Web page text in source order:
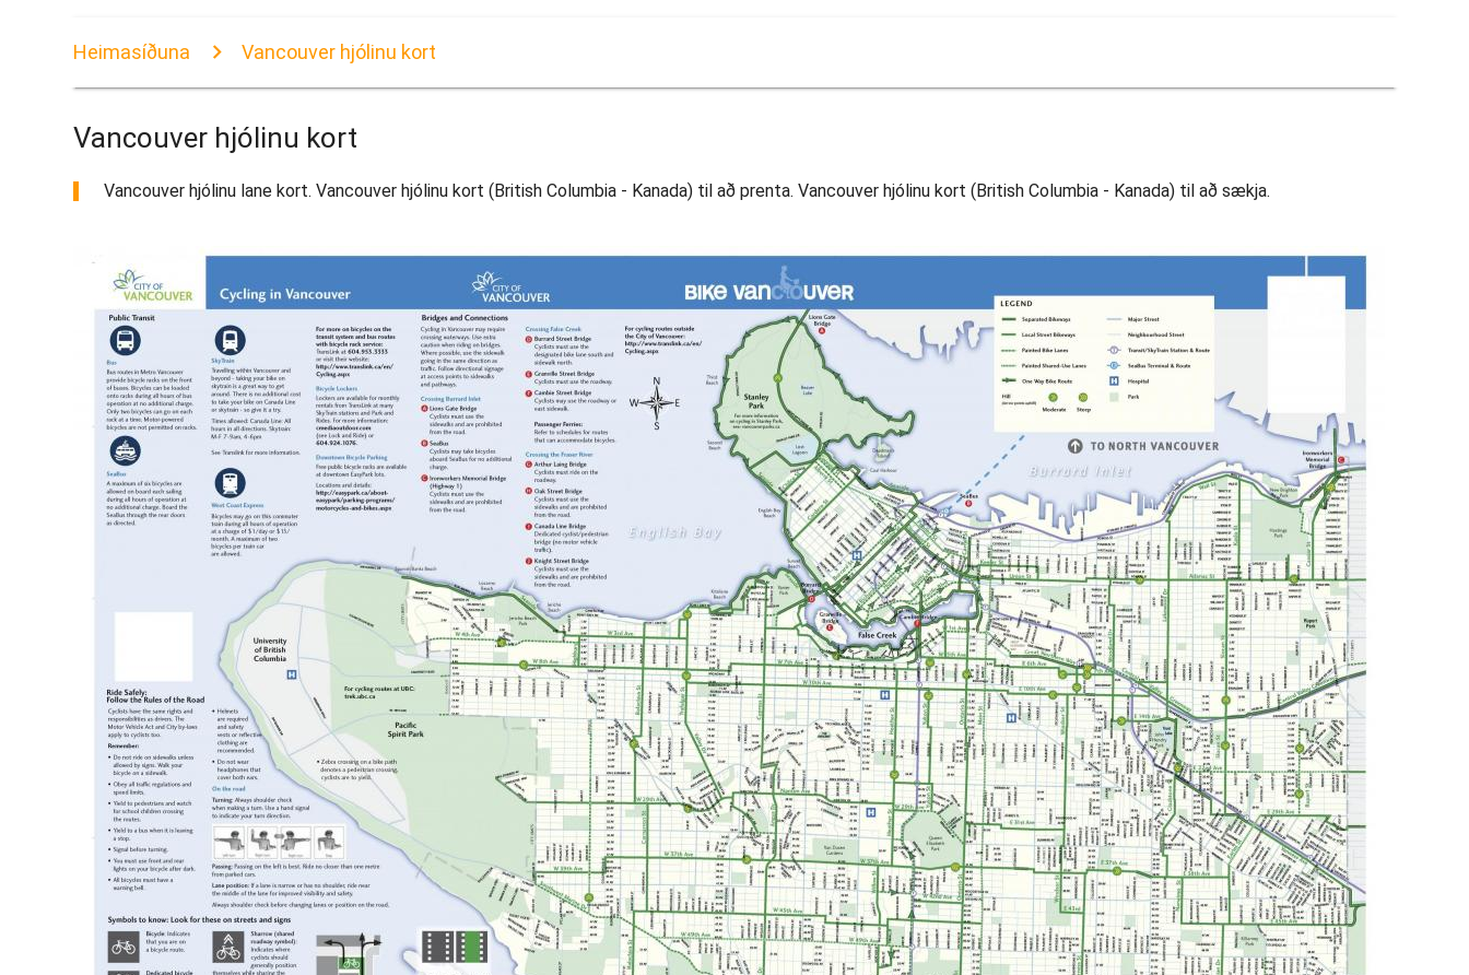
Heimasíðuna Vancouver hjólinu kort
Vancouver hjólinu kort
Vancouver hjólinu lane kort. Vancouver hjólinu kort (British Columbia - Kanada) til að prenta. Vancouver hjólinu kort (British Columbia - Kanada) til að sækja.